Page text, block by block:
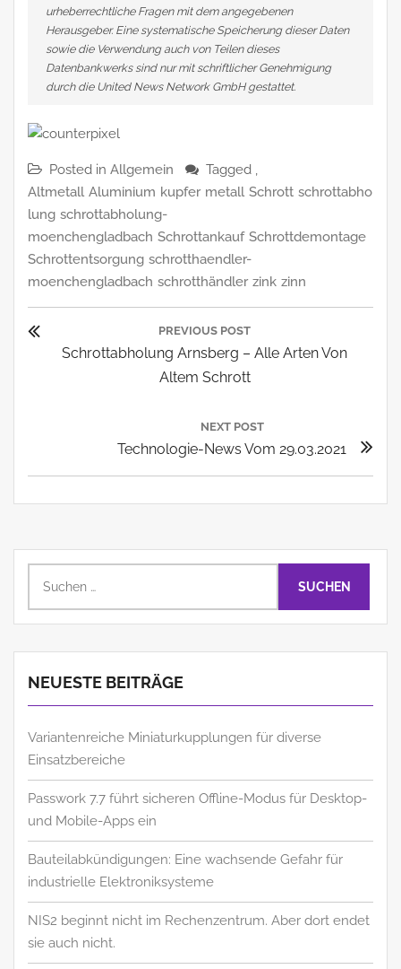
urheberrechtliche Fragen mit dem angegebenen
Herausgeber. Eine systematische Speicherung dieser Daten
sowie die Verwendung auch von Teilen dieses
Datenbankwerks sind nur mit schriftlicher Genehmigung
durch die United News Network GmbH gestattet.
Posted in Allgemein
Tagged ,
Altmetall Aluminium kupfer metall Schrott schrottabho
lung schrottabholung-
moenchengladbach Schrottankauf Schrottdemontage
Schrottentsorgung schrotthaendler-
moenchengladbach schrotthändler zink zinn
PREVIOUS POST
Previous
Schrottabholung Arnsberg – Alle Arten Von
Altem Schrott
NEXT POST
Next
Post:
Technologie-News Vom 29.03.2021
nach:
NEUESTE BEITRÄGE
Variantenreiche Miniaturkupplungen für diverse
Einsatzbereiche
Passwork 7.7 führt sicheren Offline-Modus für Desktop-
und Mobile-Apps ein
Bauteilabkündigungen: Eine wachsende Gefahr für
industrielle Elektroniksysteme
NIS2 beginnt nicht im Rechenzentrum. Aber dort endet
sie auch nicht.